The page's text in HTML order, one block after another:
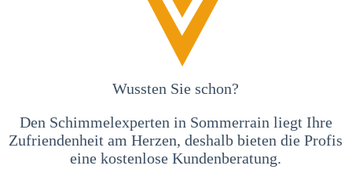
Wussten Sie schon?
Den Schimmelexperten in Sommerrain liegt Ihre
Zufriendenheit am Herzen, deshalb bieten die Profis
eine kostenlose Kundenberatung.